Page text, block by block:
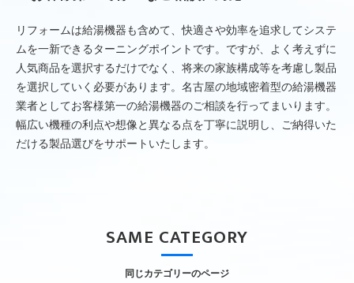
リフォームは給湯機器も含めて、快適さや効率を追求してシステ
ムを一新できるターニングポイントです。ですが、よく考えずに
人気商品を選択するだけでなく、将来の家族構成等を考慮し製品
を選択していく必要があります。名古屋の地域密着型の給湯機器
業者としてお客様第一の給湯機器のご相談を行ってまいります。
幅広い機種の利点や想像と異なる点を丁寧に説明し、ご納得いた
だける製品選びをサポートいたします。
同じカテゴリーのページ
SAME CATEGORY